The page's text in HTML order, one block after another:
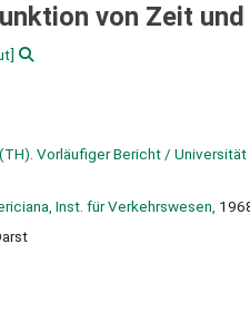
von Zeit
Vorläufiger Bericht /
Inst. für Verkehrswesen,